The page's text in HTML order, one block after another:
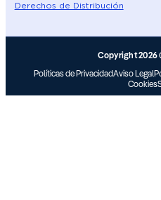
Derechos de Distribución
Copyright
Políticas de PrivacidadAviso Legal
Cookies